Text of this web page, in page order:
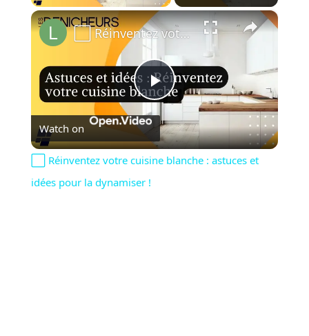
×
Play
Video
⬜️ Réinventez votre cuisine blanche : astuces et idées pour la dynamiser !
Watch on
⬜️ Réinventez votre cuisine blanche : astuces et
idées pour la dynamiser !